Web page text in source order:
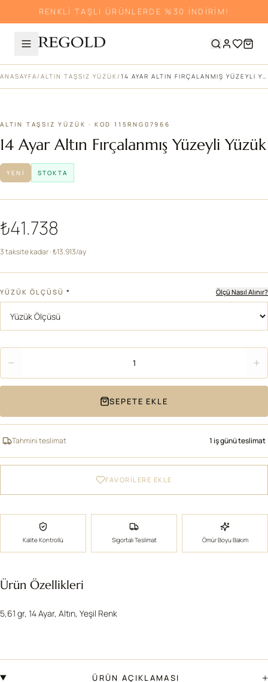
RENKLİ TAŞLI ÜRÜNLERDE %30 İNDİRİM!
ANASAYFA/ ALTIN TAŞSIZ YÜZÜK/ 14 AYAR ALTIN FIRÇALANMIŞ YÜZEYLI YÜZÜK
ALTIN TAŞSIZ YÜZÜK · KOD 115RNG07966
14 Ayar Altın Fırçalanmış Yüzeyli Yüzük
YENI STOKTA
₺41.738
3 taksite kadar · ₺13.913/ay
YÜZÜK ÖLÇÜSÜ * Ölçü Nasıl Alınır?
1
SEPETE EKLE
Tahmini teslimat 1 iş günü teslimat
FAVORİLERE EKLE
Kalite Kontrollü Sigortalı Teslimat Ömür Boyu Bakım
Ürün Özellikleri
5,61 gr, 14 Ayar, Altın, Yeşil Renk
ÜRÜN AÇIKLAMASI +